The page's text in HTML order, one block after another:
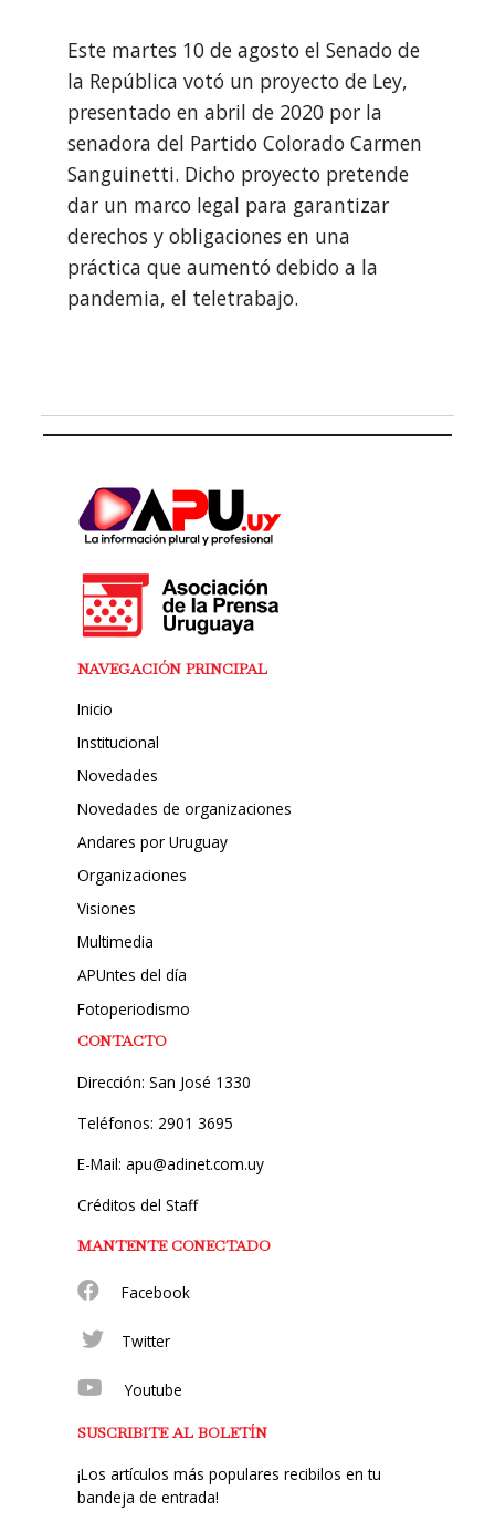
Este martes 10 de agosto el Senado de
la República votó un proyecto de Ley,
presentado en abril de 2020 por la
senadora del Partido Colorado Carmen
Sanguinetti. Dicho proyecto pretende
dar un marco legal para garantizar
derechos y obligaciones en una
práctica que aumentó debido a la
pandemia, el teletrabajo.
NAVEGACIÓN PRINCIPAL
Inicio
Institucional
Novedades
Novedades de organizaciones
Andares por Uruguay
Organizaciones
Visiones
Multimedia
APUntes del día
Fotoperiodismo
CONTACTO
Dirección: San José 1330
Teléfonos: 2901 3695
E-Mail: apu@adinet.com.uy
Créditos del Staff
MANTENTE CONECTADO
Facebook
Twitter
Youtube
SUSCRIBITE AL BOLETÍN
¡Los artículos más populares recibilos en tu
bandeja de entrada!